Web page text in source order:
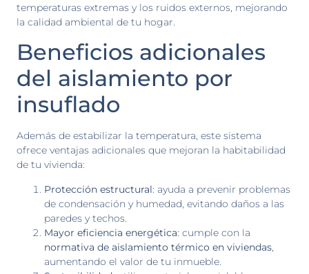
temperaturas extremas y los ruidos externos, mejorando
la calidad ambiental de tu hogar.
Beneficios adicionales
del aislamiento por
insuflado
Además de estabilizar la temperatura, este sistema
ofrece ventajas adicionales que mejoran la habitabilidad
de tu vivienda:
Protección estructural: ayuda a prevenir problemas
de condensación y humedad, evitando daños a las
paredes y techos.
Mayor eficiencia energética: cumple con la
normativa de aislamiento térmico en viviendas
aumentando el valor de tu inmueble.